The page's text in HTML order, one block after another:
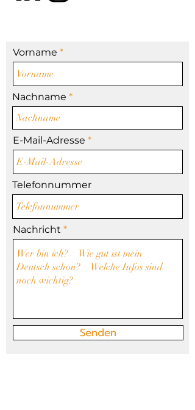
Vorname
Nachname
E-Mail-Adresse
Telefonnummer
Nachricht
Senden